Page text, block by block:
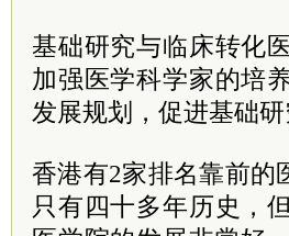
基础研究与临床转化
加强医学科学家的培
发展规划，促进基础
香港有2家排名靠前的
只有四十多年历史，